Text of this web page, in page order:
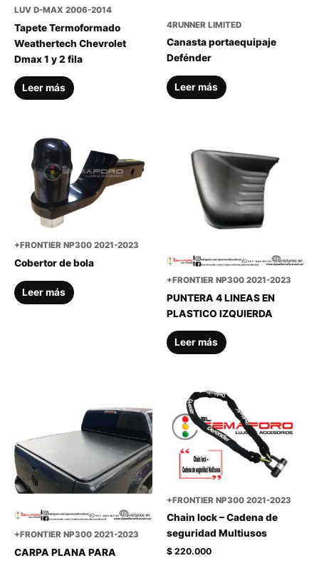
LUV D-MAX 2006-2014
Tapete Termoformado
Weathertech Chevrolet
Dmax 1 y 2 fila
Leer más
4RUNNER LIMITED
Canasta portaequipaje
Defénder
Leer más
+FRONTIER NP300 2021-2023
Cobertor de bola
Leer más
+FRONTIER NP300 2021-2023
PUNTERA 4 LINEAS EN
PLASTICO IZQUIERDA
Leer más
+FRONTIER NP300 2021-2023
CARPA PLANA PARA
+FRONTIER NP300 2021-2023
Chain lock – Cadena de
seguridad Multiusos
$ 220.000